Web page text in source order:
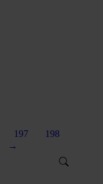
197
198
→